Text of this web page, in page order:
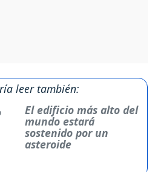
leer también:
El edificio más alto del
mundo estará
sostenido por un
asteroide